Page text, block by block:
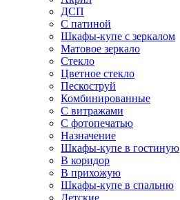
ДСП
С патиной
Шкафы-купе с зеркалом
Матовое зеркало
Стекло
Цветное стекло
Пескоструй
Комбинированные
С витражами
С фотопечатью
Назначение
Шкафы-купе в гостиную
В коридор
В прихожую
Шкафы-купе в спальню
Детские